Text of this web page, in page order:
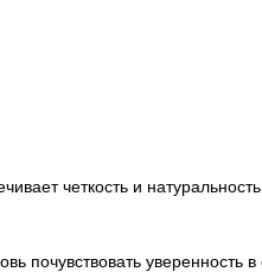
четкость и
почувствовать